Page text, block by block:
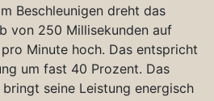
Beschleunigen dreht das
von 250 Millisekunden auf
Minute hoch. Das entspricht
um fast 40 Prozent. Das
seine Leistung energisch